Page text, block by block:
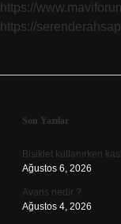
https://
https://
Sidebar
Son Yazılar
Bisiklet kullanırken
Ağustos 6, 2026
Avans nedir ?
Ağustos 4, 2026